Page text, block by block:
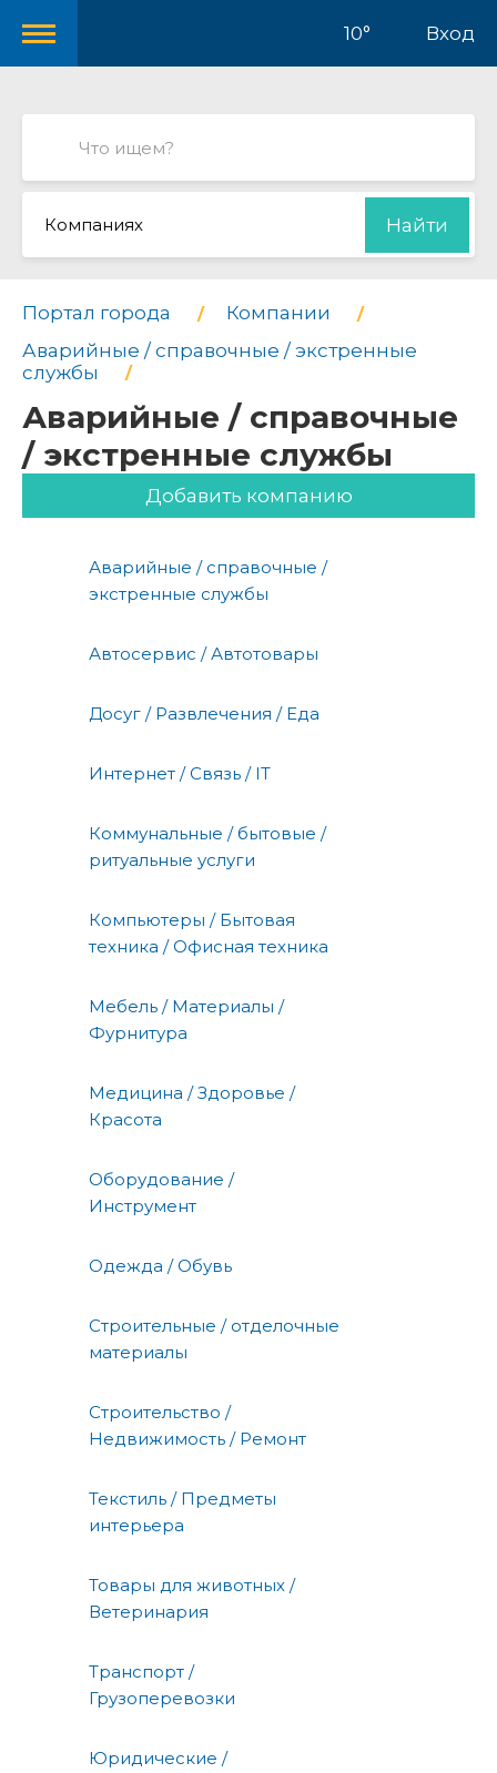
10° Вход
Компаниях Найти
Портал города
Компании
Аварийные / справочные / экстренные
службы
Аварийные / справочные
/ экстренные службы
Добавить компанию
Аварийные / справочные /
экстренные службы
Автосервис / Автотовары
Досуг / Развлечения / Еда
Интернет / Связь / IT
Коммунальные / бытовые /
ритуальные услуги
Компьютеры / Бытовая
техника / Офисная техника
Мебель / Материалы /
Фурнитура
Медицина / Здоровье /
Красота
Оборудование /
Инструмент
Одежда / Обувь
Строительные / отделочные
материалы
Строительство /
Недвижимость / Ремонт
Текстиль / Предметы
интерьера
Товары для животных /
Ветеринария
Транспорт /
Грузоперевозки
Юридические /